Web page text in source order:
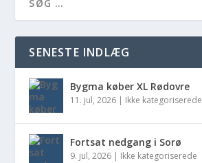
SENESTE INDLÆG
Bygma køber XL Rødovre
11. jul, 2026 | Ikke kategoriserede
Fortsat nedgang i Sorø
9. jul, 2026 | Ikke kategoriserede